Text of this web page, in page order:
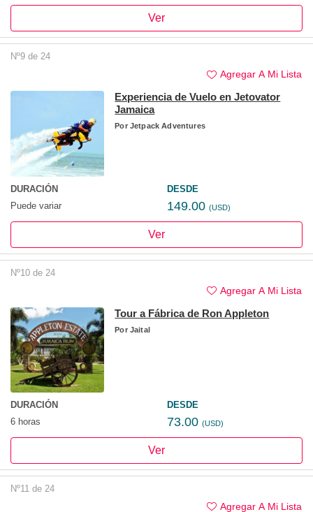
Ver
Nº9 de 24
Agregar A Mi Lista
Experiencia de Vuelo en Jetovator
Jamaica
PorJetpack Adventures
DURACIÓN
Puede variar
DESDE
149.00 (USD)
Ver
Nº10 de 24
Agregar A Mi Lista
Tour a Fábrica de Ron Appleton
PorJaital
DURACIÓN
6 horas
DESDE
73.00 (USD)
Ver
Nº11 de 24
Agregar A Mi Lista